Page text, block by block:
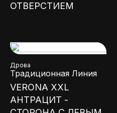
ОТВЕРСТИЕМ
Дрова
Традиционная Линия
VERONA XXL
АНТРАЦИТ -